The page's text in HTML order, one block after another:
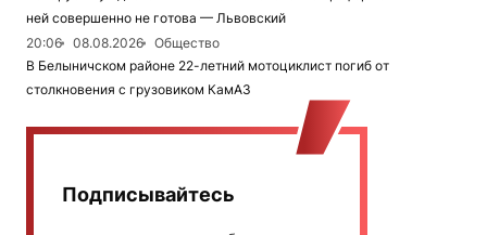
ней совершенно не готова — Львовский
20:06
08.08.2026
Общество
В Белыничском районе 22-летний мотоциклист погиб от
столкновения с грузовиком КамАЗ
Подписывайтесь